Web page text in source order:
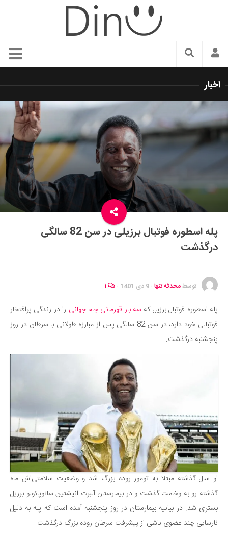
سبک زندگی
زیبایی و آرایش
شیک پوشی
دکوراسیون و چیدمان
رستوران گردی
آشپزی
سفر و گردشگری
ایران گردی
موفقیت و مهارت‌های فردی
تغذیه سالم
بهداشت
مراکز پزشکی و دارویی
فرهنگ و هنر
سینما و تئاتر
تلویزیون
موسیقی
چهره‌ها
عکاسی و هنرهای تجسمی
اخبار
پله اسطوره فوتبال برزیلی در سن 82 سالگی
درگذشت
توسطمحدثه تنها · 9 دی 1401 ·
پله اسطوره فوتبال برزیل که سه بار قهرمانی جام جهانی را در زندگی پرافتخار
فوتبالی خود دارد، در سن 82 سالگی پس از مبارزه طولانی با سرطان در روز
پنجشنبه درگذشت.
او سال گذشته مبتلا به تومور روده بزرگ شد و وضعیت سلامتی‌اش ماه
گذشته رو به وخامت گذشت و در بیمارستان آلبرت انیشتین سائوپائولو برزیل
بستری شد. در بیانیه بیمارستان در روز پنجشنبه آمده است که پله به دلیل
نارسایی چند عضوی ناشی از پیشرفت سرطان روده بزرگ درگذشت.